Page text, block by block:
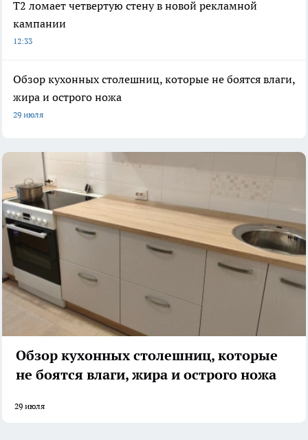
Т2 ломает четвертую стену в новой рекламной
кампании
12:33
Обзор кухонных столешниц, которые не боятся влаги,
жира и острого ножа
29 июля
Обзор кухонных столешниц, которые
не боятся влаги, жира и острого ножа
29 июля